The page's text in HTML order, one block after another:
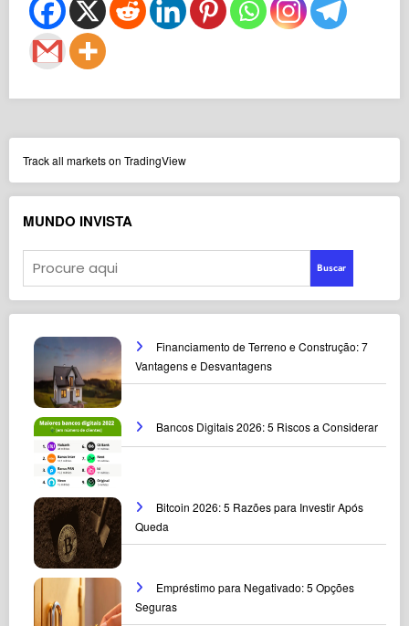
Track all markets on TradingView
MUNDO INVISTA
Buscar
Financiamento de Terreno e Construção: 7
Vantagens e Desvantagens
Bancos Digitais 2026: 5 Riscos a Considerar
Bitcoin 2026: 5 Razões para Investir Após
Queda
Empréstimo para Negativado: 5 Opções
Seguras